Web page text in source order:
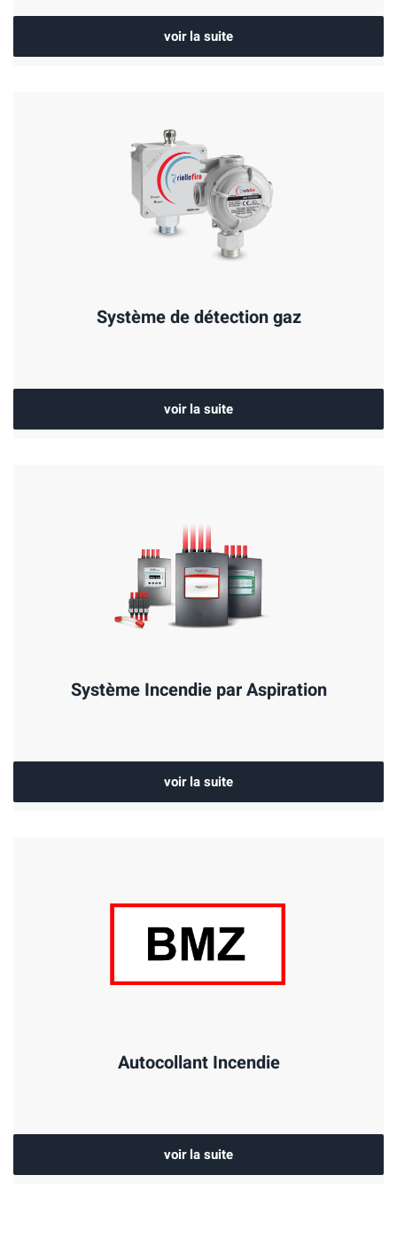
voir la suite
Système de détection gaz
voir la suite
Système Incendie par Aspiration
voir la suite
Autocollant Incendie
voir la suite